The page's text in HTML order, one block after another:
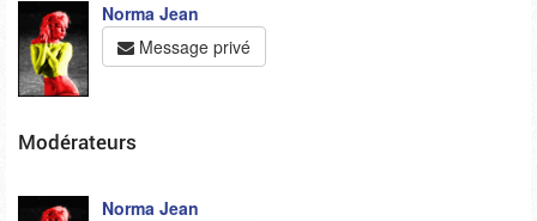
Norma Jean
Message privé
Modérateurs
Norma Jean